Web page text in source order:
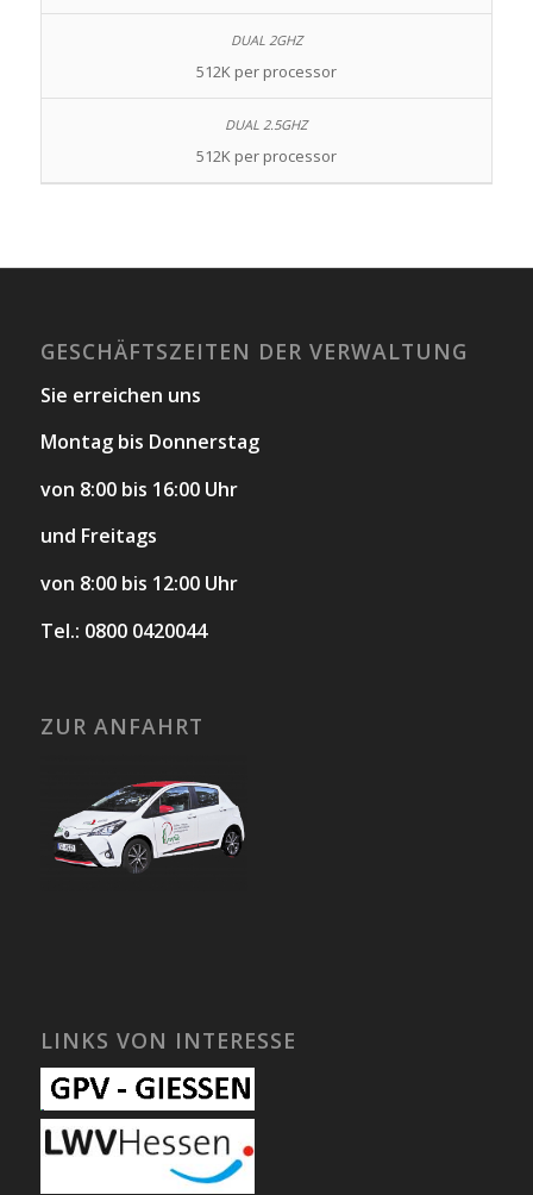
512K per processor
512K per processor
GESCHÄFTSZEITEN DER VERWALTUNG
Sie erreichen uns
Montag bis Donnerstag
von 8:00 bis 16:00 Uhr
und Freitags
von 8:00 bis 12:00 Uhr
Tel.: 0800 0420044
ZUR ANFAHRT
LINKS VON INTERESSE